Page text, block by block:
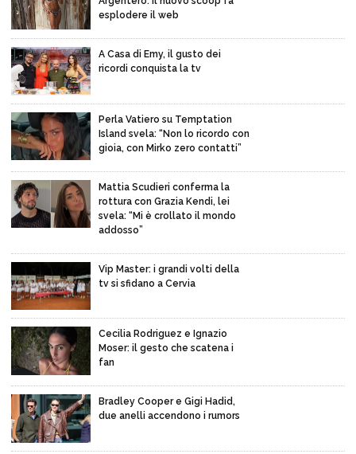
esplodere il web
A Casa di Emy, il gusto dei
ricordi conquista la tv
Perla Vatiero su Temptation
Island svela: “Non lo ricordo con
gioia, con Mirko zero contatti”
Mattia Scudieri conferma la
rottura con Grazia Kendi, lei
svela: “Mi è crollato il mondo
addosso”
Vip Master: i grandi volti della
tv si sfidano a Cervia
Cecilia Rodriguez e Ignazio
Moser: il gesto che scatena i
fan
Bradley Cooper e Gigi Hadid,
due anelli accendono i rumors